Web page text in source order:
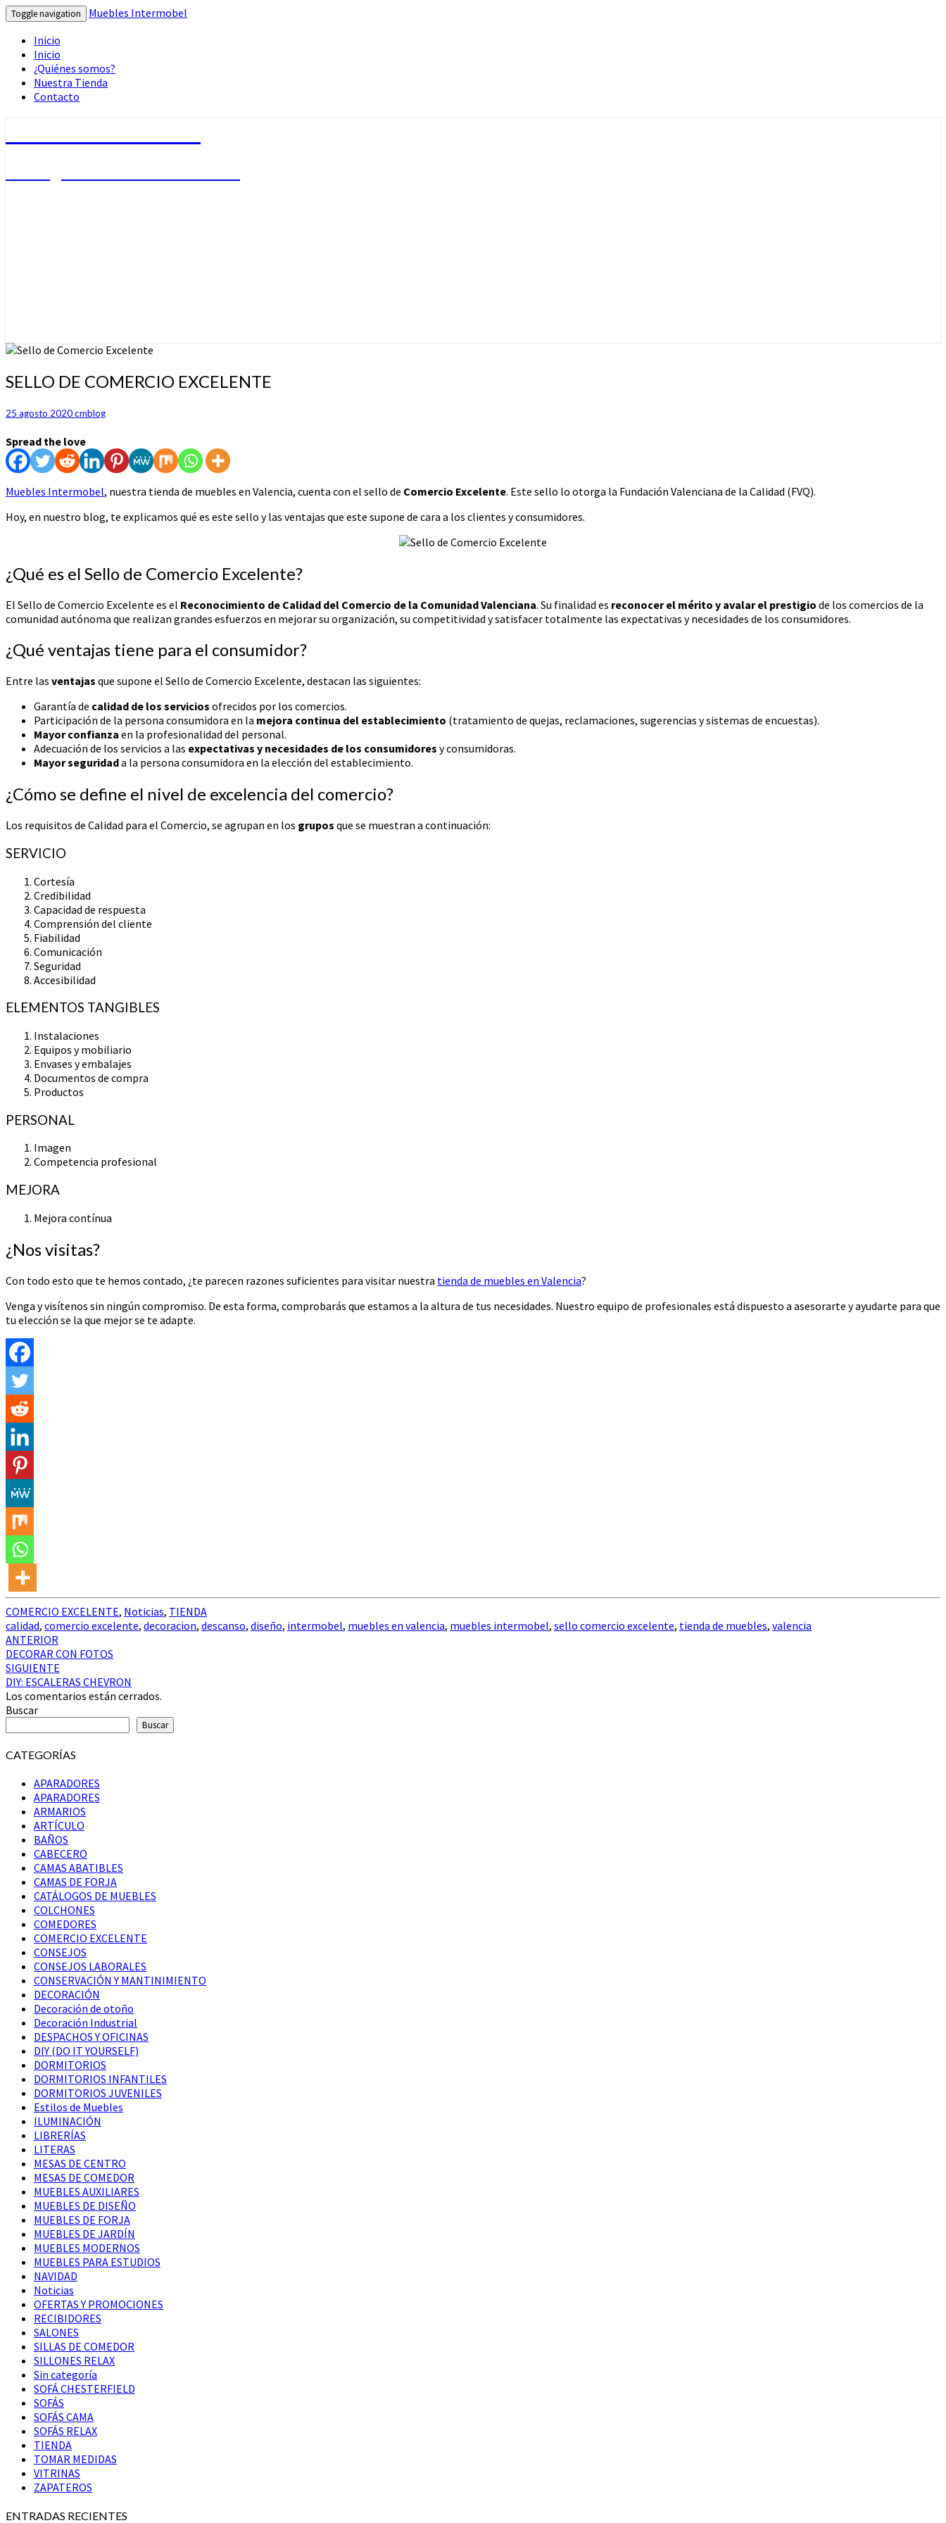
Toggle navigation
Muebles Intermobel
Inicio
Inicio
¿Quiénes somos?
Nuestra Tienda
Contacto
SELLO
DE
EXCELENTE
SELLO DE COMERCIO EXCELENTE
25 agosto 2020cmblog
Spread the love
Muebles Intermobel, nuestra tienda de muebles en Valencia, cuenta con el sello de Comercio Excelente. Este sello lo otorga la Fundación Valenciana de la Calidad (FVQ).
Hoy, en nuestro blog, te explicamos qué es este sello y las ventajas que este supone de cara a los clientes y consumidores.
¿Qué es el Sello de Comercio Excelente?
El Sello de Comercio Excelente es el Reconocimiento de Calidad del Comercio de la Comunidad Valenciana. Su finalidad es reconocer el mérito y avalar el prestigio de los comercios de la
comunidad autónoma que realizan grandes esfuerzos en mejorar su organización, su competitividad y satisfacer totalmente las expectativas y necesidades de los consumidores.
¿Qué ventajas tiene para el consumidor?
Entre las ventajas que supone el Sello de Comercio Excelente, destacan las siguientes:
Garantía de calidad de los servicios ofrecidos por los comercios.
Participación de la persona consumidora en la mejora continua del establecimiento (tratamiento de quejas, reclamaciones, sugerencias y sistemas de encuestas).
Mayor confianza en la profesionalidad del personal.
Adecuación de los servicios a las expectativas y necesidades de los consumidores y consumidoras.
Mayor seguridada la persona consumidora en la elección del establecimiento.
¿Cómo se define el nivel de excelencia del comercio?
Los requisitos de Calidad para el Comercio, se agrupan en los grupos que se muestran a continuación:
SERVICIO
Cortesía
Credibilidad
Capacidad de respuesta
Comprensión del cliente
Fiabilidad
Comunicación
Seguridad
Accesibilidad
ELEMENTOS TANGIBLES
Instalaciones
Equipos y mobiliario
Envases y embalajes
Documentos de compra
Productos
PERSONAL
Imagen
Competencia profesional
MEJORA
Mejora contínua
¿Nos visitas?
Con todo esto que te hemos contado, ¿te parecen razones suficientes para visitar nuestra tienda de muebles en Valencia?
Venga y visítenos sin ningún compromiso. De esta forma, comprobarás que estamos a la altura de tus necesidades. Nuestro equipo de profesionales está dispuesto a asesorarte y ayudarte para que
tu elección se la que mejor se te adapte.
COMERCIO EXCELENTE, Noticias, TIENDA
calidad, comercio excelente, decoracion, descanso, diseño, intermobel, muebles en valencia, muebles intermobel, sello comercio excelente, tienda de muebles, valencia
Navegación
de
entradas
ANTERIOR
DECORAR CON FOTOS
SIGUIENTE
DIY: ESCALERAS CHEVRON
Los comentarios están cerrados.
Buscar
Buscar
CATEGORÍAS
APARADORES
APARADORES
ARMARIOS
ARTÍCULO
BAÑOS
CABECERO
CAMAS ABATIBLES
CAMAS DE FORJA
CATÁLOGOS DE MUEBLES
COLCHONES
COMEDORES
COMERCIO EXCELENTE
CONSEJOS
CONSEJOS LABORALES
CONSERVACIÓN Y MANTINIMIENTO
DECORACIÓN
Decoración de otoño
Decoración Industrial
DESPACHOS Y OFICINAS
DIY (DO IT YOURSELF)
DORMITORIOS
DORMITORIOS INFANTILES
DORMITORIOS JUVENILES
Estilos de Muebles
ILUMINACIÓN
LIBRERÍAS
LITERAS
MESAS DE CENTRO
MESAS DE COMEDOR
MUEBLES AUXILIARES
MUEBLES DE DISEÑO
MUEBLES DE FORJA
MUEBLES DE JARDÍN
MUEBLES MODERNOS
MUEBLES PARA ESTUDIOS
NAVIDAD
Noticias
OFERTAS Y PROMOCIONES
RECIBIDORES
SALONES
SILLAS DE COMEDOR
SILLONES RELAX
Sin categoría
SOFÁ CHESTERFIELD
SOFÁS
SOFÁS CAMA
SOFÁS RELAX
TIENDA
TOMAR MEDIDAS
VITRINAS
ZAPATEROS
ENTRADAS RECIENTES